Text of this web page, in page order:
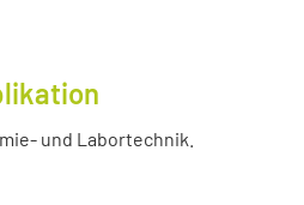
und Labortechnik.